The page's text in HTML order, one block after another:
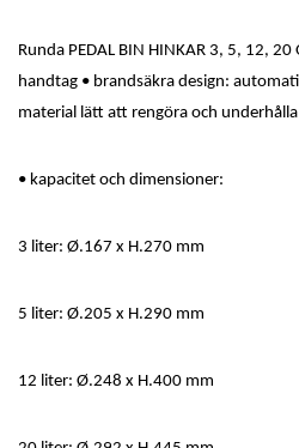
Runda PEDAL BIN HINKAR 3, 5, 12, 20
handtag • brandsäkra design:
material lätt att rengöra och underhålla
• kapacitet och dimensioner:
3 liter: Ø.167 x H.270 mm
5 liter: Ø.205 x H.290 mm
12 liter: Ø.248 x H.400 mm